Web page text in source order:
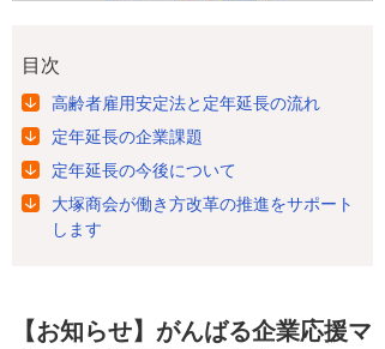
目次
高齢者雇用安定法と定年延長の流れ
定年延長の企業課題
定年延長の今後について
大塚商会が働き方改革の推進をサポート
します
【お知らせ】がんばる企業応援マ